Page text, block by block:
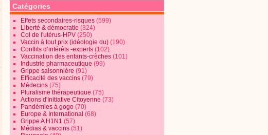
Catégories
Effets secondaires-risques (599)
Liberté & démocratie (324)
Col de l'utérus-HPV (250)
Vaccin à tout prix (idéologie du) (190)
Conflits d’intérêts -experts (102)
Vaccination des enfants-crèches (101)
Industrie pharmaceutique (99)
Grippe saisonnière (91)
Efficacité des vaccins (79)
Médecins (75)
Pluralisme thérapeutique (75)
Actions d'Initiative Citoyenne (73)
Pandémies à gogo (70)
Europe & International (68)
Grippe A H1N1 (57)
Médias & vaccins (51)